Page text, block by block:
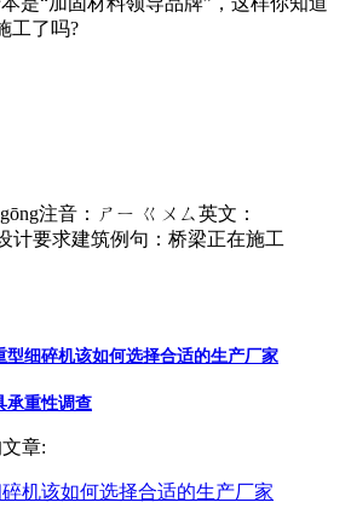
工了吗?
注音：ㄕㄧ ㄍㄨㄙ英文：
计要求建筑例句：桥梁正在施工
型细碎机该如何选择合适的生产厂家
承重性调查
章:
机该如何选择合适的生产厂家